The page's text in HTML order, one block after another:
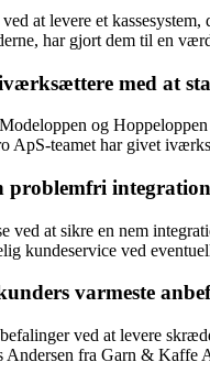
at levere et
har gjort dem til en
med at
og
ApS-teamet har givet
integration
ved at sikre en nem
kundeservice ved
varmeste
ved at levere
Andersen fra Garn &